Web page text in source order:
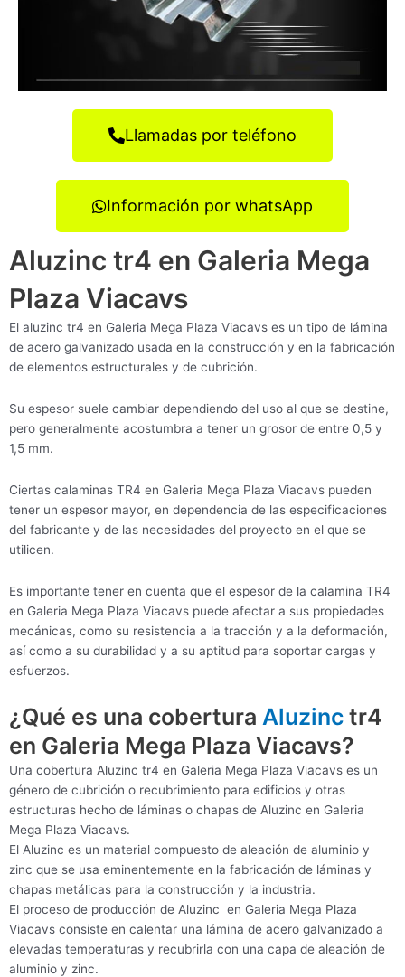
Llamadas por teléfono
Información por whatsApp
Aluzinc tr4 en Galeria Mega
Plaza Viacavs
El aluzinc tr4 en Galeria Mega Plaza Viacavs es un tipo de lámina
de acero galvanizado usada en la construcción y en la fabricación
de elementos estructurales y de cubrición.
Su espesor suele cambiar dependiendo del uso al que se destine,
pero generalmente acostumbra a tener un grosor de entre 0,5 y
1,5 mm.
Ciertas calaminas TR4 en Galeria Mega Plaza Viacavs pueden
tener un espesor mayor, en dependencia de las especificaciones
del fabricante y de las necesidades del proyecto en el que se
utilicen.
Es importante tener en cuenta que el espesor de la calamina TR4
en Galeria Mega Plaza Viacavs puede afectar a sus propiedades
mecánicas, como su resistencia a la tracción y a la deformación,
así como a su durabilidad y a su aptitud para soportar cargas y
esfuerzos.
¿Qué es una cobertura Aluzinc tr4
en Galeria Mega Plaza Viacavs?
Una cobertura Aluzinc tr4 en Galeria Mega Plaza Viacavs es un
género de cubrición o recubrimiento para edificios y otras
estructuras hecho de láminas o chapas de Aluzinc en Galeria
Mega Plaza Viacavs.
El Aluzinc es un material compuesto de aleación de aluminio y
zinc que se usa eminentemente en la fabricación de láminas y
chapas metálicas para la construcción y la industria.
El proceso de producción de Aluzinc en Galeria Mega Plaza
Viacavs consiste en calentar una lámina de acero galvanizado a
elevadas temperaturas y recubrirla con una capa de aleación de
aluminio y zinc.